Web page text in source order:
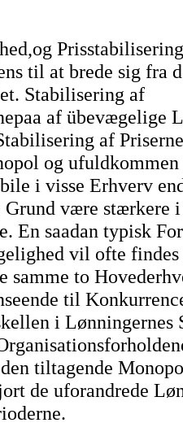
til at brede sig fra
Stabilisering af
af übevægelige
af
og
i visse Erhverv
Grund være stærkere
En saadan typisk
vil ofte
samme to
til
i Lønningernes
tiltagende
de uforandrede